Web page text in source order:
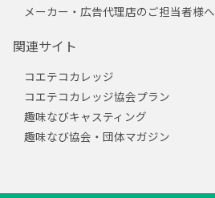
メーカー・広告代理店のご担当者様へ
関連サイト
コエテコカレッジ
コエテコカレッジ協会プラン
趣味なびキャスティング
趣味なび協会・団体マガジン